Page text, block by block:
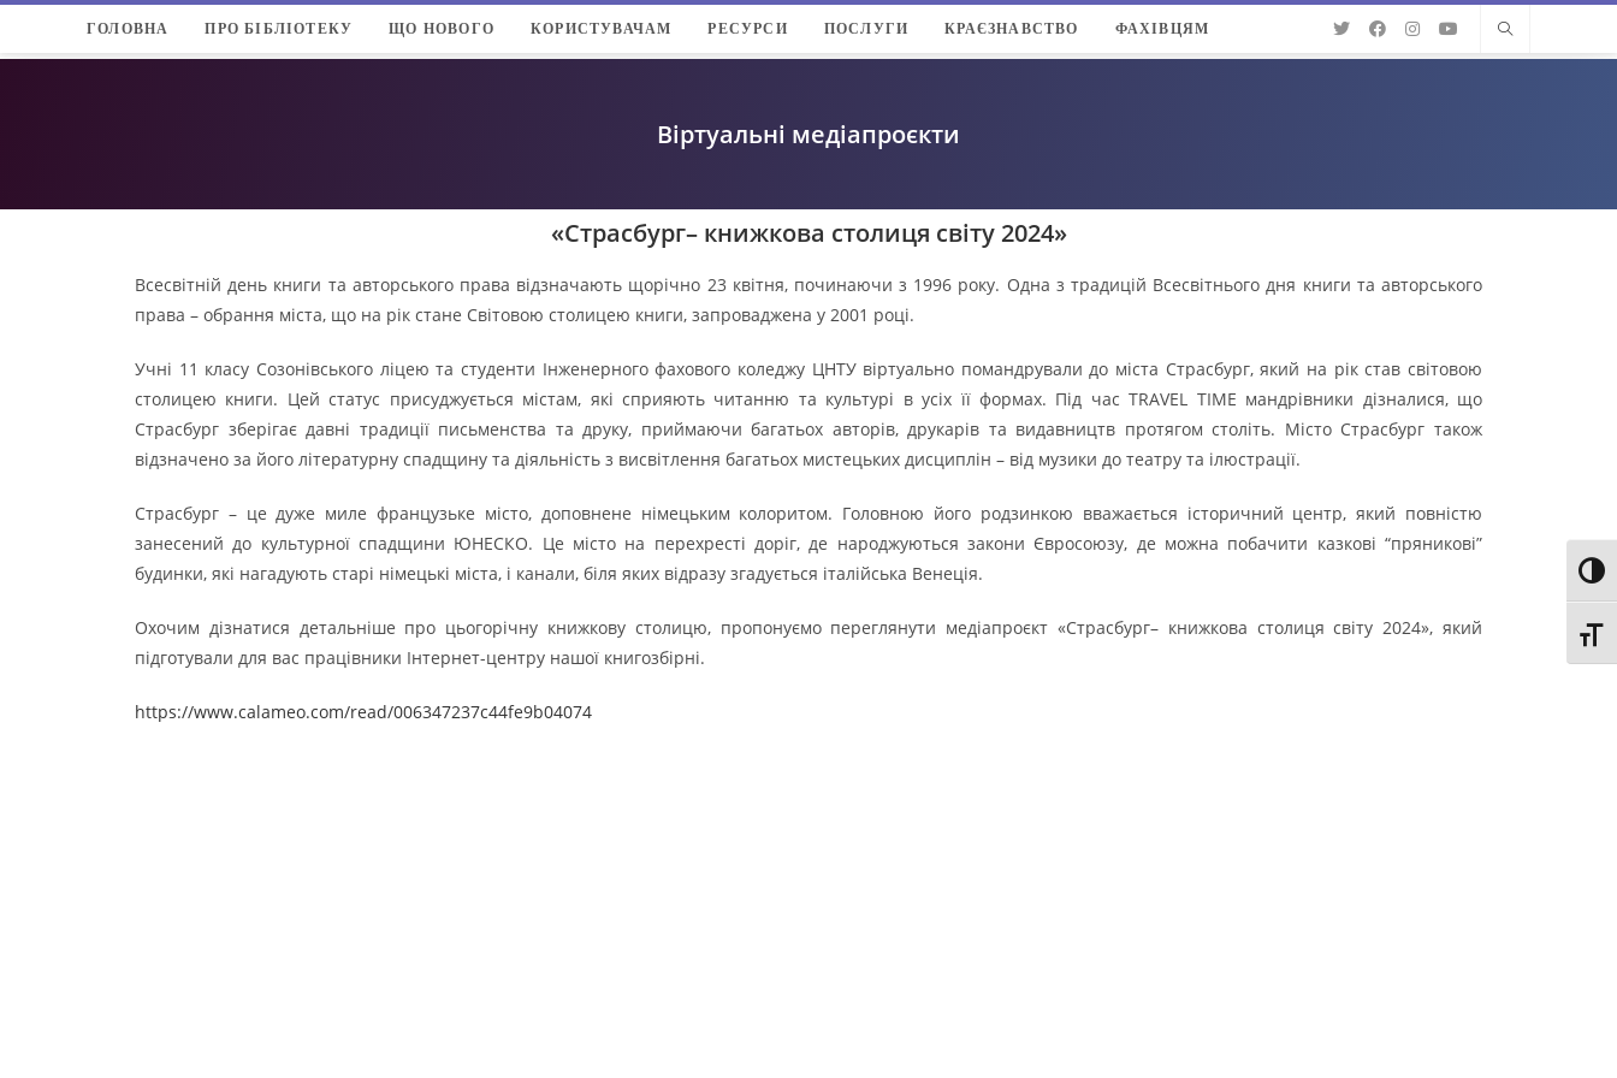
ГОЛОВНА ПРО БІБЛІОТЕКУ ЩО НОВОГО КОРИСТУВАЧАМ РЕСУРСИ ПОСЛУГИ КРАЄЗНАВСТВО ФАХІВЦЯМ
Віртуальні медіапроєкти
«Страсбург– книжкова столиця світу 2024»
Всесвітній день книги та авторського права відзначають щорічно 23 квітня, починаючи з 1996 року. Одна з традицій Всесвітнього дня книги та авторського
права – обрання міста, що на рік стане Світовою столицею книги, запроваджена у 2001 році.
Учні 11 класу Созонівського ліцею та студенти Інженерного фахового коледжу ЦНТУ віртуально помандрували до міста Страсбург, який на рік став світовою
столицею книги. Цей статус присуджується містам, які сприяють читанню та культурі в усіх її формах. Під час TRAVEL TIME мандрівники дізналися, що
Страсбург зберігає давні традиції письменства та друку, приймаючи багатьох авторів, друкарів та видавництв протягом століть. Місто Страсбург також
відзначено за його літературну спадщину та діяльність з висвітлення багатьох мистецьких дисциплін – від музики до театру та ілюстрації.
Страсбург – це дуже миле французьке місто, доповнене німецьким колоритом. Головною його родзинкою вважається історичний центр, який повністю
занесений до культурної спадщини ЮНЕСКО. Це місто на перехресті доріг, де народжуються закони Євросоюзу, де можна побачити казкові “пряникові”
будинки, які нагадують старі німецькі міста, і канали, біля яких відразу згадується італійська Венеція.
Охочим дізнатися детальніше про цьогорічну книжкову столицю, пропонуємо переглянути медіапроєкт «Страсбург– книжкова столиця світу 2024», який
підготували для вас працівники Інтернет-центру нашої книгозбірні.
https://www.calameo.com/read/006347237c44fe9b04074